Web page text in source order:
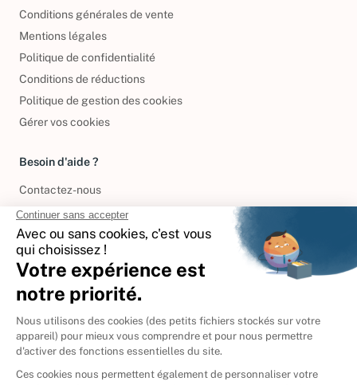
Conditions générales de vente
Mentions légales
Politique de confidentialité
Conditions de réductions
Politique de gestion des cookies
Gérer vos cookies
Besoin d'aide ?
Contactez-nous
International
🇪🇸Espagne
🇮🇹Italie
Donner vos livres